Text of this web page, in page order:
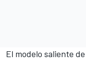
El modelo saliente